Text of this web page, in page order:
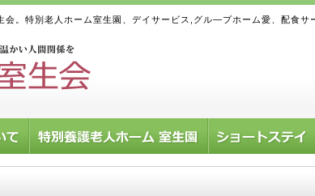
会。特別老人ホーム室生園、デイサービス,グル―プホーム愛、配食サ